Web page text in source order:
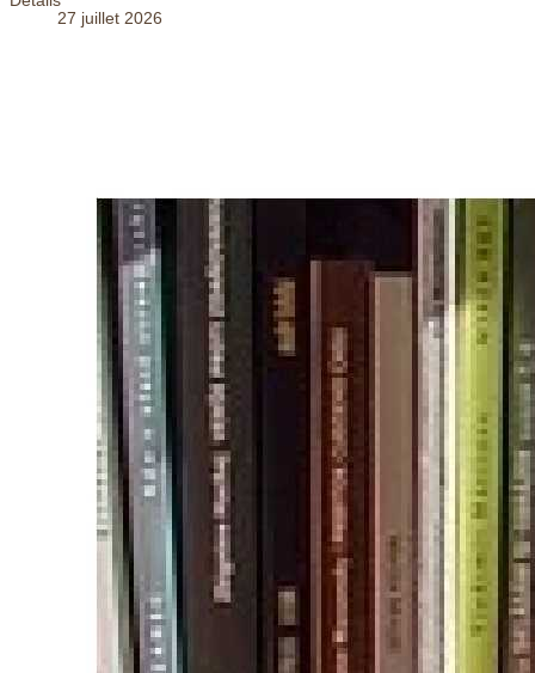
27 juillet 2026